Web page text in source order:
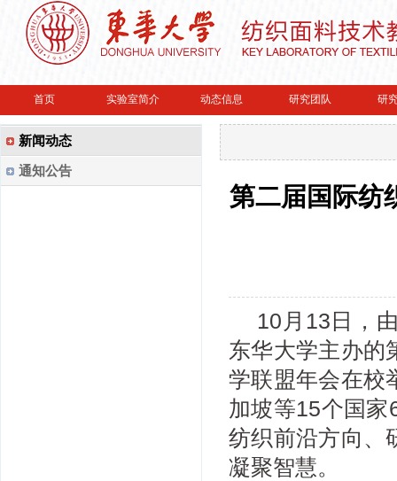
首页 实验室简介 动态信息 研究团队 研
新闻动态
通知公告
第二届国际纺
10月13日，
东华大学主办的
学联盟年会在校
加坡等15个国
纺织前沿方向、
凝聚智慧。